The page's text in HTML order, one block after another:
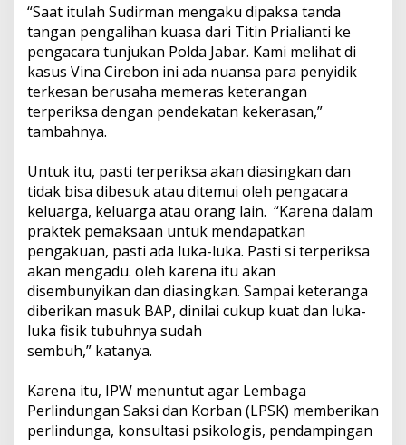
“Saat itulah Sudirman mengaku dipaksa tanda
tangan pengalihan kuasa dari Titin Prialianti ke
pengacara tunjukan Polda Jabar. Kami melihat di
kasus Vina Cirebon ini ada nuansa para penyidik
terkesan berusaha memeras keterangan
terperiksa dengan pendekatan kekerasan,”
tambahnya.
Untuk itu, pasti terperiksa akan diasingkan dan
tidak bisa dibesuk atau ditemui oleh pengacara
keluarga, keluarga atau orang lain. “Karena dalam
praktek pemaksaan untuk mendapatkan
pengakuan, pasti ada luka-luka. Pasti si terperiksa
akan mengadu. oleh karena itu akan
disembunyikan dan diasingkan. Sampai keteranga
diberikan masuk BAP, dinilai cukup kuat dan luka-
luka fisik tubuhnya sudah
sembuh,” katanya.
Karena itu, IPW menuntut agar Lembaga
Perlindungan Saksi dan Korban (LPSK) memberikan
perlindunga, konsultasi psikologis, pendampingan